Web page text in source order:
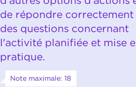
de répondre correctement
des questions concernant
l'activité planifiée et mise
pratique.
Note maximale: 18